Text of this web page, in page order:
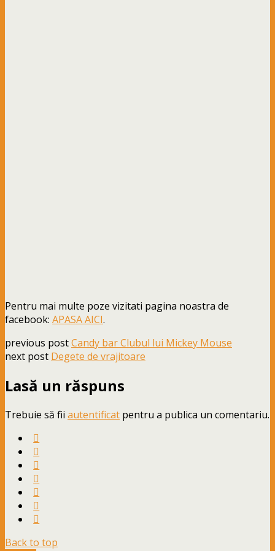
Pentru mai multe poze vizitati pagina noastra de
facebook: APASA AICI.
previous postCandy bar Clubul lui Mickey Mouse
next post Degete de vrajitoare
Lasă un răspuns
Trebuie să fii autentificat pentru a publica un comentariu.
Back to top